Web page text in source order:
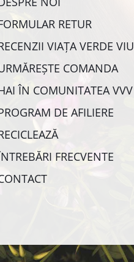
RETUR
VIAȚA VERDE VIU
COMANDA
ÎN COMUNITATEA VVV
DE AFILIERE
FRECVENTE